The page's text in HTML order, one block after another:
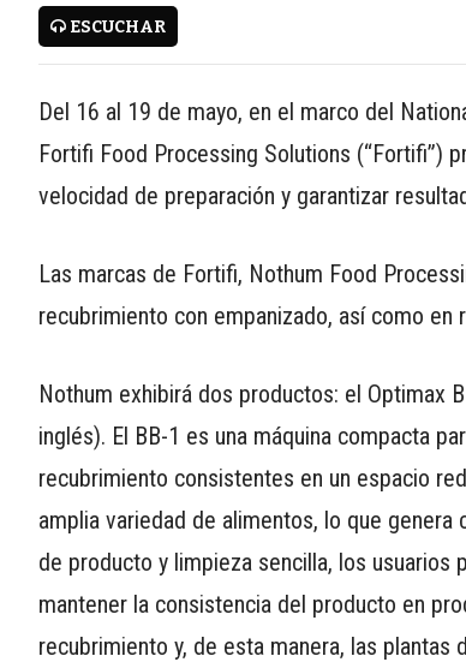
CONTÁCTENOS
Y
POLÍTICAS
PRIVACIDAD
DEL
SITIO
PARA
SMARTPHONE
ESCUCHAR
Del 16 al 19 de mayo, en el marco del
Fortifi Food Processing Solutions (“Fortifi”)
velocidad de preparación y garantizar
Las marcas de Fortifi, Nothum Food
recubrimiento con empanizado, así como
Nothum exhibirá dos productos: el Optimax
inglés). El BB-1 es una máquina compacta
recubrimiento consistentes en un espacio
amplia variedad de alimentos, lo que
de producto y limpieza sencilla, los usuarios
mantener la consistencia del producto en
recubrimiento y, de esta manera, las